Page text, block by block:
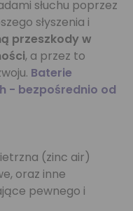
słuchu poprzez
słyszenia i
przeszkody w
, a przez to
Baterie
- bezpośrednio od
(zinc air)
oraz inne
pewnego i